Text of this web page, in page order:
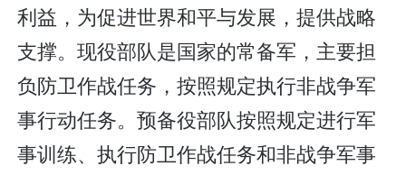
利益，为促进世界和平与发展，提供战略
支撑。现役部队是国家的常备军，主要担
负防卫作战任务，按照规定执行非战争军
事行动任务。预备役部队按照规定进行军
事训练、执行防卫作战任务和非战争军事